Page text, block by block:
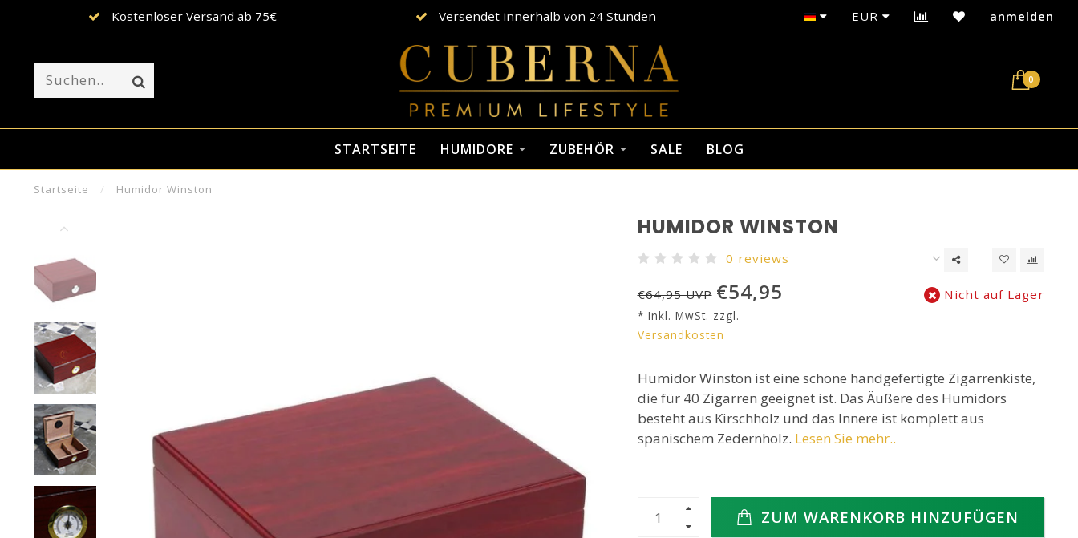
Kostenloser Versand ab 75€ Versendet innerhalb von 24 Stunden Sicherer Kauf auf Rechnung mit Klarna
EUR anmelden
0
STARTSEITE HUMIDORE ZUBEHÖR SALE BLOG
Startseite / Humidor Winston
HUMIDOR WINSTON
0 reviews
€64,95 UVP €54,95
* Inkl. MwSt. zzgl.
Versandkosten
Nicht auf Lager
Humidor Winston ist eine schöne handgefertigte Zigarrenkiste,
die für 40 Zigarren geeignet ist. Das Äußere des Humidors
besteht aus Kirschholz und das Innere ist komplett aus
spanischem Zedernholz. Lesen Sie mehr..
ZUM WARENKORB HINZUFÜGEN